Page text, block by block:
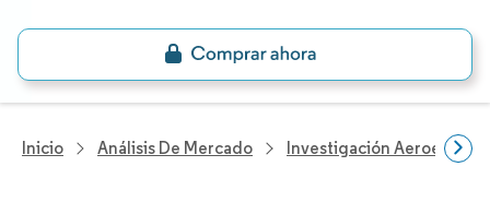
Inicio Análisis De Mercado Investigación